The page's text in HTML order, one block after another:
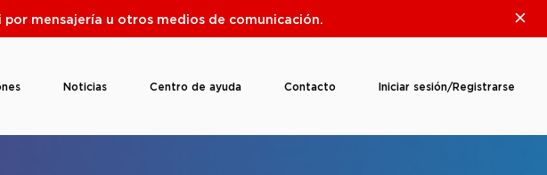
mensajería u otros medios de comunicación.
Noticias Centro de ayuda Contacto Iniciar sesión/Registrarse